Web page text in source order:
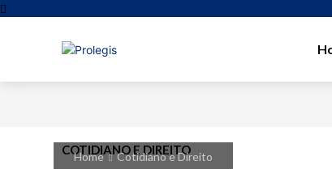
Home Cotidiano e Direito
COTIDIANO E DIREITO